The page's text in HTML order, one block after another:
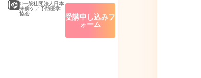
©一般社団法人日本
未病ケア予防医学
協会
受講申し込みフ
ォーム